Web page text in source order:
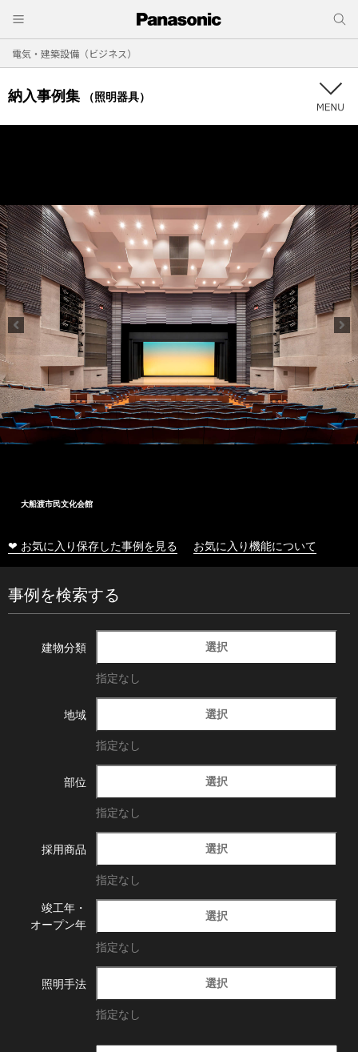
電気・建築設備（ビジネス）
納入事例集 （照明器具）
大船渡市民文化会館
❤ お気に入り保存した事例を見る お気に入り機能について
事例を検索する
建物分類 選択
指定なし
地域 選択
指定なし
部位 選択
指定なし
採用商品 選択
指定なし
竣工年・
オープン年
選択
指定なし
照明手法 選択
指定なし